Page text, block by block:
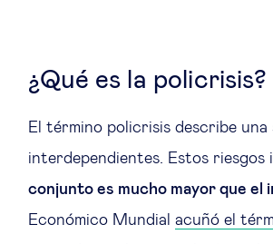
¿Qué es la policrisis?
El término policrisis describe
interdependientes. Estos
conjunto es mucho mayor que
Económico Mundial acuñó el